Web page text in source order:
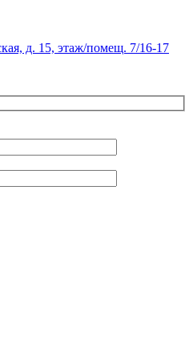
д. 15, этаж/помещ. 7/16-17